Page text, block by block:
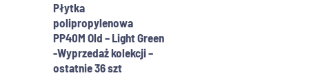
Płytka
polipropylenowa
PP40M Old – Light Green
-Wyprzedaż kolekcji –
ostatnie 36 szt